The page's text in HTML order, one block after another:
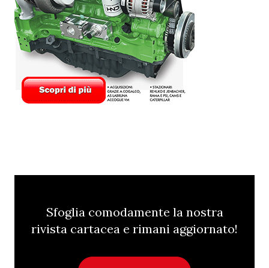
Sfoglia comodamente la nostra
rivista cartacea e rimani aggiornato!